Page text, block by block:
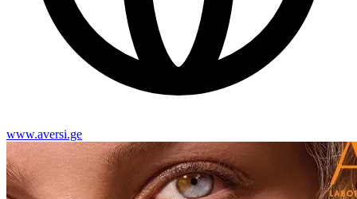
www.aversi.ge